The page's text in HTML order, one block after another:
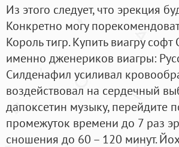
Из этого следует, что эрекция
Конкретно могу
Король тигр. Купить виагру
именно дженериков виагры:
Силденафил усиливал
воздействовал на сердечный
дапоксетин музыку, перейдите
промежуток времени до 7 раз
сношения до 60 – 120 минут.